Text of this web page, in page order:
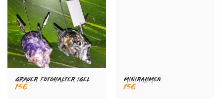
GRAUER FOTOHALTER IGEL
15€
MINIRAHMEN
15€